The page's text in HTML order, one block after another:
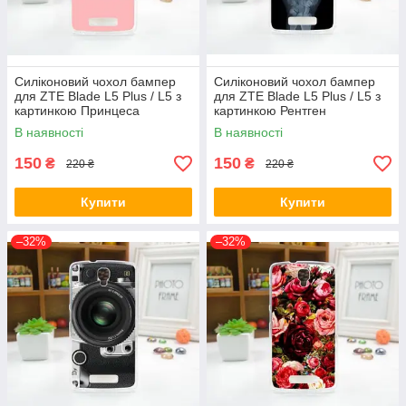
Силіконовий чохол бампер
для ZTE Blade L5 Plus / L5 з
картинкою Принцеса
В наявності
150 ₴ 220 ₴
Купити
Силіконовий чохол бампер
для ZTE Blade L5 Plus / L5 з
картинкою Рентген
В наявності
150 ₴ 220 ₴
Купити
–32% –32%